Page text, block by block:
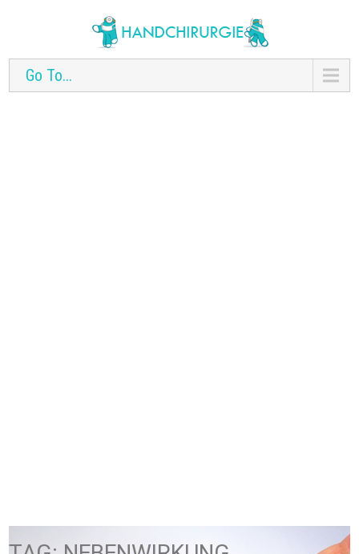
Go To...